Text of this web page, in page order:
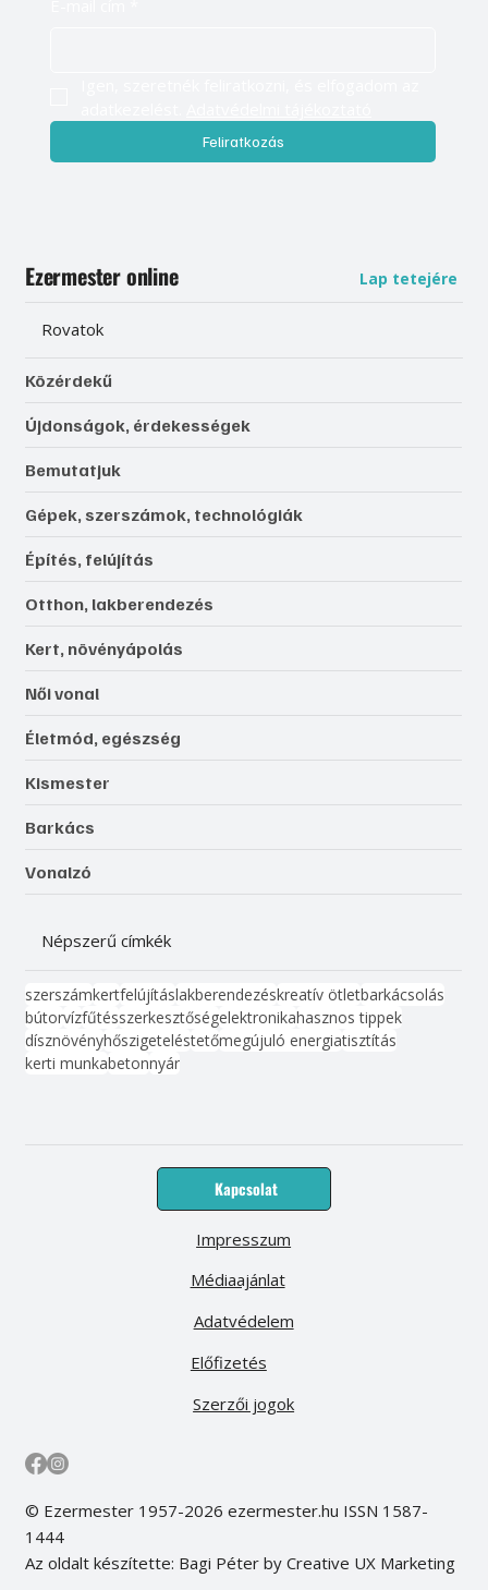
Feliratkozás
Ezermester online Lap tetejére
Rovatok
Közérdekű
Újdonságok, érdekességek
Bemutatjuk
Gépek, szerszámok, technológiák
Építés, felújítás
Otthon, lakberendezés
Kert, növényápolás
Női vonal
Életmód, egészség
Kismester
Barkács
Vonalzó
Népszerű címkék
szerszámkertfelújításlakberendezéskreatív ötletbarkácsolás
bútorvízfűtésszerkesztőségelektronikahasznos tippek
dísznövényhőszigeteléstetőmegújuló energiatisztítás
kerti munkabetonnyár
Kapcsolat
Médiaajánlat
Előfizetés
Impresszum
Adatvédelem
Szerzői jogok
© Ezermester 1957-2026 ezermester.hu ISSN 1587-
1444
Az oldalt készítette: Bagi Péter by Creative UX Marketing